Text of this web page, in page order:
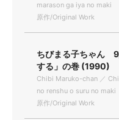
marason ga iya no maki
原作/Original Work
ちびまる子ちゃん
する」の巻 (1990)
Chibi Maruko-chan ／
no renshu o suru no maki
原作/Original Work